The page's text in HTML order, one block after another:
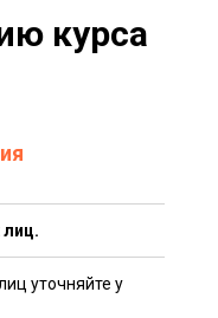
курса
лиц.
уточняйте у